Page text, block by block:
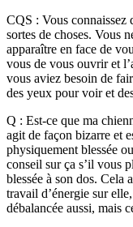
CQS : Vous connaissez
sortes de choses. Vous
apparaître en face de
vous de vous ouvrir et
vous aviez besoin de
des yeux pour voir et
Q : Est-ce que ma
agit de façon bizarre et
physiquement blessée
conseil sur ça s’il vous
blessée à son dos. Cela
travail d’énergie sur
débalancée aussi, mais